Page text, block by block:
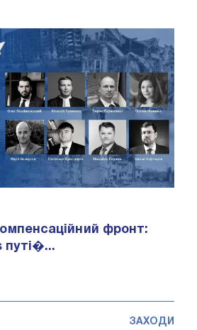
фронт:
путі�...
ЗАХОДИ